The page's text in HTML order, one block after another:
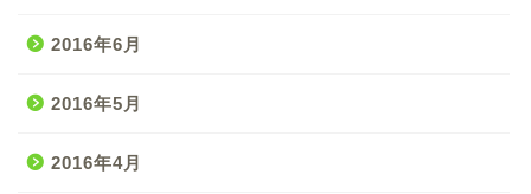
2016年6月
2016年5月
2016年4月